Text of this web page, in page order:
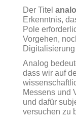
Der Titel
Erkenntnis,
Pole
Vorgehen,
Analog
dass wir auf
Messens und
und dafür
versuchen zu